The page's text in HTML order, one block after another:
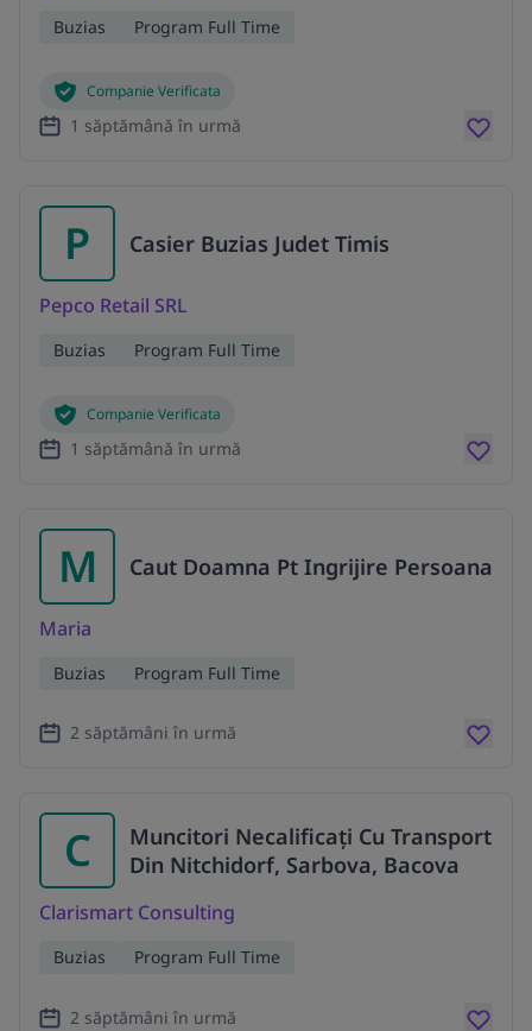
Buzias Program Full Time
Companie Verificata
1 săptămână în urmă
P Casier Buzias Judet Timis
Pepco Retail SRL
Buzias Program Full Time
Companie Verificata
1 săptămână în urmă
M Caut Doamna Pt Ingrijire Persoana
Maria
Buzias Program Full Time
2 săptămâni în urmă
C
Muncitori Necalificați Cu Transport
Din Nitchidorf, Sarbova, Bacova
Clarismart Consulting
Buzias Program Full Time
2 săptămâni în urmă